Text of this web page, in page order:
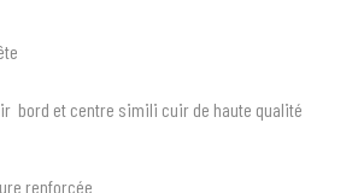
DE VOTRE VÉHICULE
arrow_drop_down
bord et centre simili cuir de haute qualité
renforcée